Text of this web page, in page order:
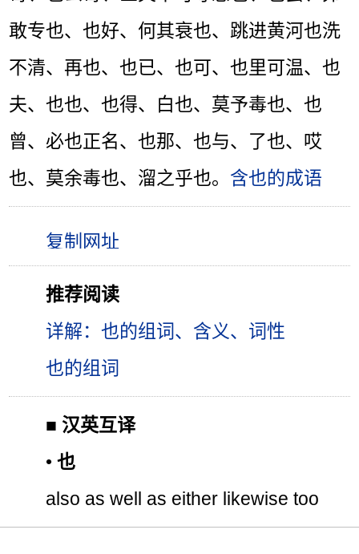
敢专也、也好、何其衰也、跳进黄河也洗
不清、再也、也已、也可、也里可温、也
夫、也也、也得、白也、莫予毒也、也
曾、必也正名、也那、也与、了也、哎
也、莫余毒也、溜之乎也。 含也的成语
推荐阅读
详解：也的组词、含义、词性
也的组词
■ 汉英互译
•也
also as well as either likewise too